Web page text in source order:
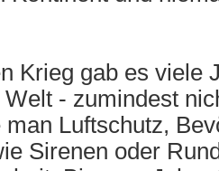
Krieg gab es viele
- zumindest
Luftschutz,
Sirenen oder